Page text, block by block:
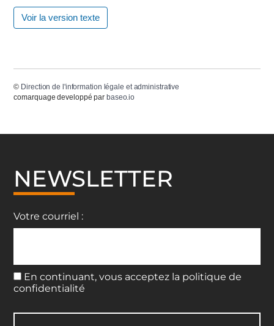
Voir la version texte
© Direction de l'information légale et administrative
comarquage developpé par baseo.io
NEWSLETTER
Votre courriel :
En continuant, vous acceptez la politique de
confidentialité